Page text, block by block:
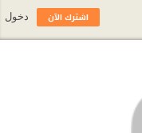
اشترك الآن دخول